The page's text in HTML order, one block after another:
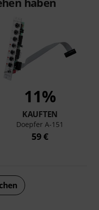
11%
KAUFTEN
Doepfer A-151
59 €